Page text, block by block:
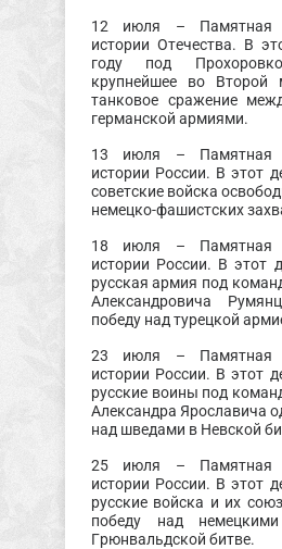
12 июля – Памятная
истории Отечества. В
году под
крупнейшее во Второй
танковое сражение
германской армиями.
13 июля – Памятная
истории России. В этот
советские войска
немецко-фашистских
18 июля – Памятная
истории России. В этот
русская армия под
Александровича
победу над турецкой
23 июля – Памятная
истории России. В этот
русские воины под
Александра Ярославича
над шведами в Невской
25 июля – Памятная
истории России. В этот
русские войска и их
победу над
Грюнвальдской битве.